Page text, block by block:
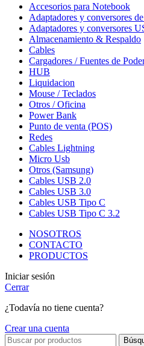
Accesorios para Notebook
Adaptadores y conversores
Adaptadores y conversores
Almacenamiento & Respaldo
Cables
Cargadores / Fuentes de
HUB
Liquidacion
Mouse / Teclados
Otros / Oficina
Power Bank
Punto de venta (POS)
Redes
Cables Lightning
Micro Usb
Otros (Samsung)
Cables USB 2.0
Cables USB 3.0
Cables USB Tipo C
Cables USB Tipo C 3.2
NOSOTROS
CONTACTO
PRODUCTOS
Iniciar sesión
Cerrar
¿Todavía no tiene cuenta?
Crear una cuenta